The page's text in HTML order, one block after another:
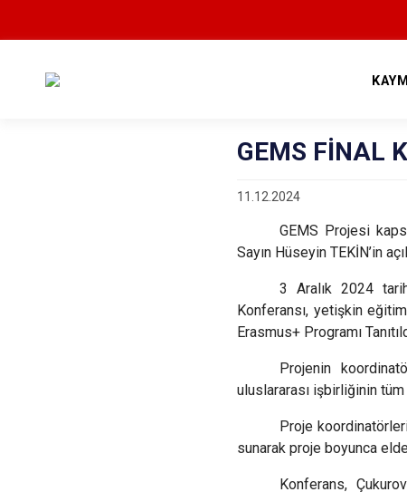
GEMS FİNAL
11.12.2024
GEMS Projesi
Sayın Hüseyin TEKİN’in
3 Aralık 2024
Konferansı, yetişkin
Erasmus+ Programı
Projenin
uluslararası işbirliğinin
Proje
sunarak proje boyunca
Konferans,